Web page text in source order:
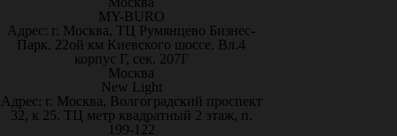
MY-BURO
Адрес: г. Москва, ТЦ Румянцево Бизнес-
Парк. 22ой км Киевского шоссе. Вл.4
корпус Г, сек. 207Г
Москва
New Light
Адрес: г. Москва, Волгоградский проспект
32, к 25. ТЦ метр квадратный 2 этаж, п.
199-122